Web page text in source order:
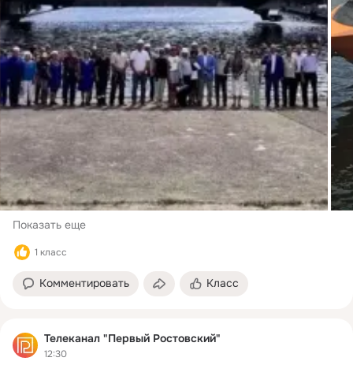
Показать еще
1 класс
Комментировать Класс
Телеканал "Первый Ростовский"
12:30